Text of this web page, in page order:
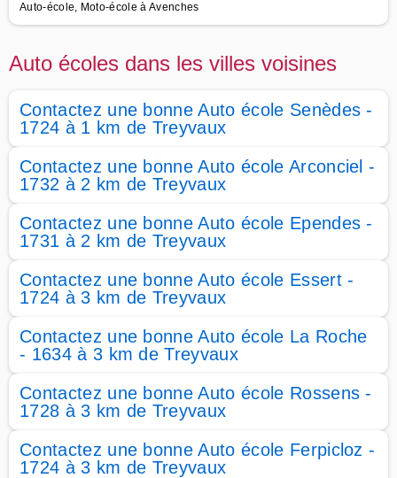
Auto-école, Moto-école à Avenches
Auto écoles dans les villes voisines
Contactez une bonne Auto école Senèdes -
1724 à 1 km de Treyvaux
Contactez une bonne Auto école Arconciel -
1732 à 2 km de Treyvaux
Contactez une bonne Auto école Ependes -
1731 à 2 km de Treyvaux
Contactez une bonne Auto école Essert -
1724 à 3 km de Treyvaux
Contactez une bonne Auto école La Roche
- 1634 à 3 km de Treyvaux
Contactez une bonne Auto école Rossens -
1728 à 3 km de Treyvaux
Contactez une bonne Auto école Ferpicloz -
1724 à 3 km de Treyvaux